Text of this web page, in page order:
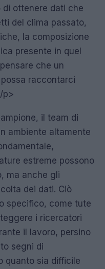
ottenere dati che
del clima passato,
la composizione
presente in quel
che un
raccontarci
p>
il team di
ambiente altamente
estreme possono
ma anche gli
dei dati. Ciò
specifico, come tute
i ricercatori
il lavoro, persino
segni di
quanto sia difficile